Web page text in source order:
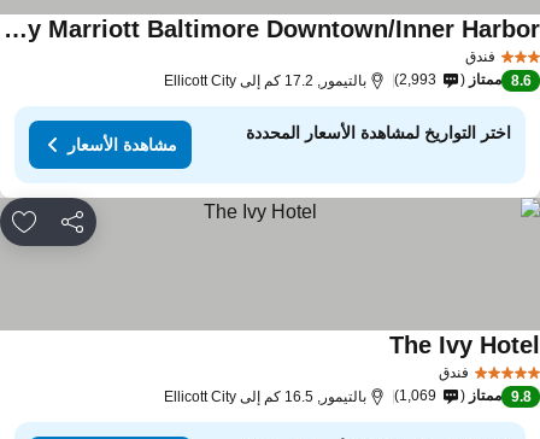
فندق
Courtyard by Marriott Baltimore Downtown/Inner Harbor
8.6 ممتاز 2,993 بالتيمور, 17.2 كم إلى Ellicott City
اختر التواريخ لمشاهدة الأسعار المحددة
مشاهدة الأسعار
مشاركة
فندق
The Ivy
9.8 ممتاز 1,069 بالتيمور, 16.5 كم إلى Ellicott City